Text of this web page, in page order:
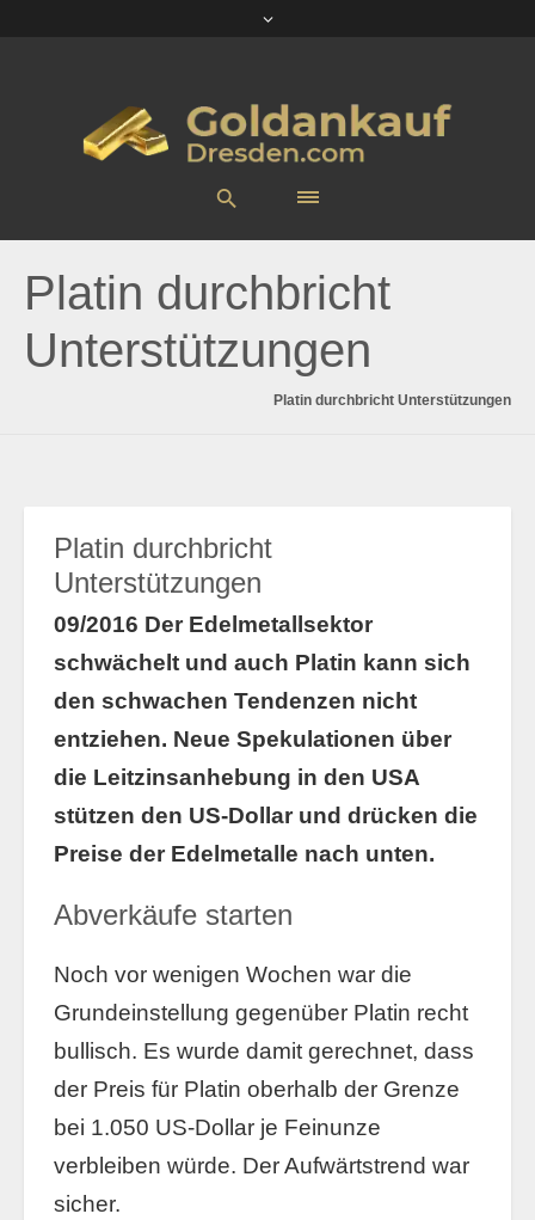
Platin durchbricht
Unterstützungen
Platin durchbricht Unterstützungen
Platin durchbricht
Unterstützungen
09/2016 Der Edelmetallsektor
schwächelt und auch Platin kann sich
den schwachen Tendenzen nicht
entziehen. Neue Spekulationen über
die Leitzinsanhebung in den USA
stützen den US-Dollar und drücken die
Preise der Edelmetalle nach unten.
Abverkäufe starten
Noch vor wenigen Wochen war die
Grundeinstellung gegenüber Platin recht
bullisch. Es wurde damit gerechnet, dass
der Preis für Platin oberhalb der Grenze
bei 1.050 US-Dollar je Feinunze
verbleiben würde. Der Aufwärtstrend war
sicher.